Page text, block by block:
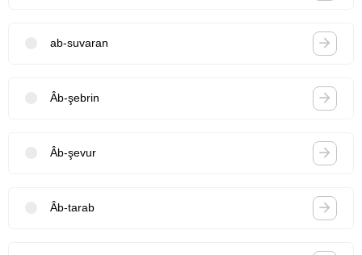
ab-suvaran
Âb-şebrin
Âb-şevur
Âb-tarab